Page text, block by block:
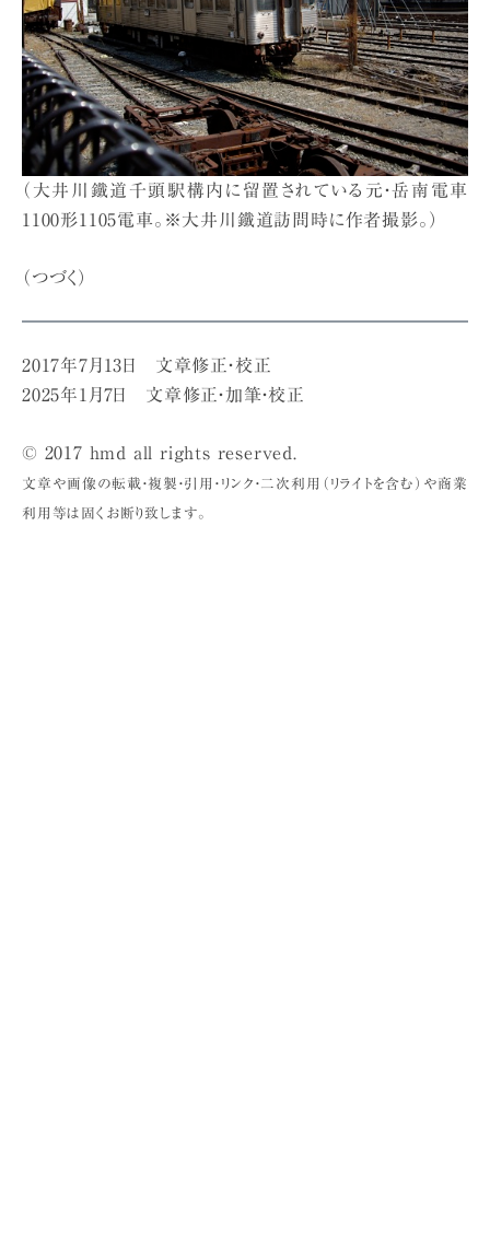
（大井川鐵道千頭駅構内に留置されている元・岳南電車
1100形1105電車。※大井川鐵道訪問時に作者撮影。）
（つづく）
2017年7月13日 文章修正・校正
2025年1月7日 文章修正・加筆・校正
© 2017 hmd all rights reserved.
文章や画像の転載・複製・引用・リンク・二次利用（リライトを含む）や商業
利用等は固くお断り致します。